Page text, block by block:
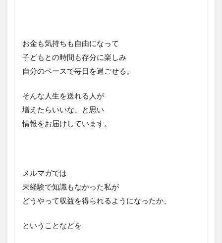
お金も気持ちも自由になって
子どもとの時間も存分に楽しみ
自分のペースで毎日を過ごせる。
そんな人生を送れる人が
増えたらいいな、と思い
情報をお届けしています。
メルマガでは
未経験で知識もなかった私が
どうやって収益を得られるようになったか、
ということなどを